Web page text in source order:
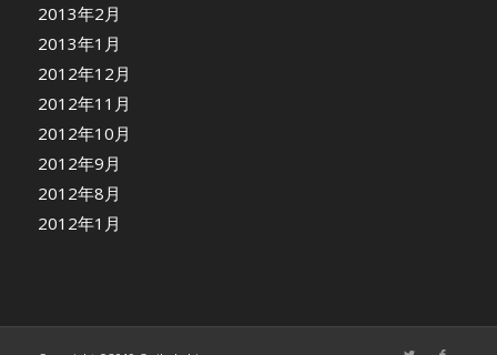
2013年2月
2013年1月
2012年12月
2012年11月
2012年10月
2012年9月
2012年8月
2012年1月